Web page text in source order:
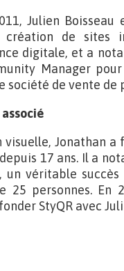
Julien
création de sites
digitale, et a
Manager
société de vente de
visuelle, Jonathan
17 ans. Il a
véritable succès
personnes. En
StyQR avec